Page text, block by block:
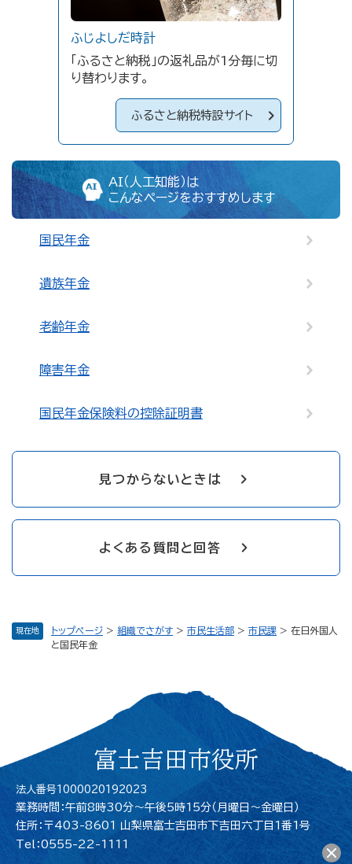
現在地 トップページ > 組織でさがす > 市民生活部 > 市民課 > 在日外国人
と国民年金
ふじよしだ時計
「ふるさと納税」の返礼品が1分毎に切
り替わります。
ふるさと納税特設サイト
AI（人工知能）は
こんなページをおすすめします
国民年金
遺族年金
老齢年金
障害年金
国民年金保険料の控除証明書
見つからないときは
よくある質問と回答
富士吉田市役所
法人番号1000020192023
業務時間：午前8時30分～午後5時15分（月曜日〜金曜日）
住所：〒403-8601 山梨県富士吉田市下吉田六丁目1番1号
Tel：0555-22-1111